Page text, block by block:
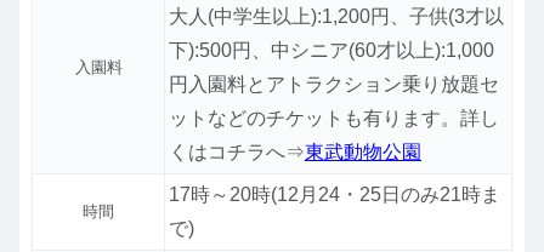
入園料
大人(中学生以上):1,200円、子供(3才以
下):500円、中シニア(60才以上):1,000
円 入園料とアトラクション乗り放題セ
ットなどのチケットも有ります。詳し
くはコチラへ⇒東武動物公園
時間
17時～20時(12月24・25日のみ21時ま
で)